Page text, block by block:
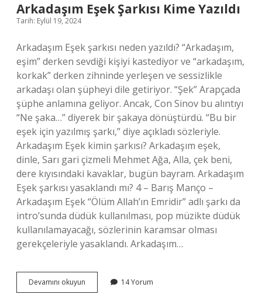
Arkadaşım Eşek Şarkısı Kime Yazıldı
Tarih: Eylül 19, 2024
Arkadaşım Eşek şarkısı neden yazıldı? “Arkadaşım,
eşim” derken sevdiği kişiyi kastediyor ve “arkadaşım,
korkak” derken zihninde yerleşen ve sessizlikle
arkadaşı olan şüpheyi dile getiriyor. “Şek” Arapçada
şüphe anlamına geliyor. Ancak, Con Sinov bu alıntıyı
“Ne şaka…” diyerek bir şakaya dönüştürdü. “Bu bir
eşek için yazılmış şarkı,” diye açıkladı sözleriyle.
Arkadaşım Eşek kimin şarkısı? Arkadaşım eşek,
dinle, Sarı gari çizmeli Mehmet Ağa, Alla, çek beni,
dere kıyısındaki kavaklar, bugün bayram. Arkadaşım
Eşek şarkısı yasaklandı mı? 4 – Barış Manço –
Arkadaşım Eşek “Ölüm Allah’ın Emridir” adlı şarkı da
intro’sunda düdük kullanılması, pop müzikte düdük
kullanılamayacağı, sözlerinin karamsar olması
gerekçeleriyle yasaklandı. Arkadaşım…
Devamını okuyun Arkadaşım
Eşek
14 Yorum